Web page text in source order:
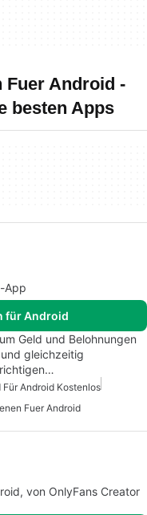
Fuer Android -
besten Apps
App
für Android
Geld und Belohnungen
gleichzeitig
Für Android Kostenlos
Fuer Android
von OnlyFans Creator